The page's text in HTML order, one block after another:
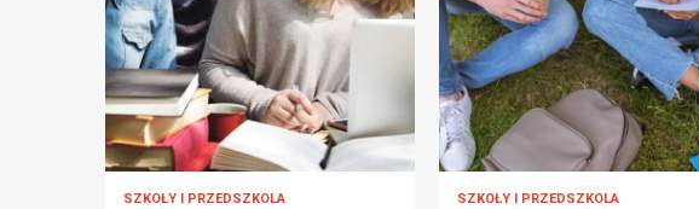
SZKOŁY I PRZEDSZKOLA SZKOŁY I PRZEDSZKOLA